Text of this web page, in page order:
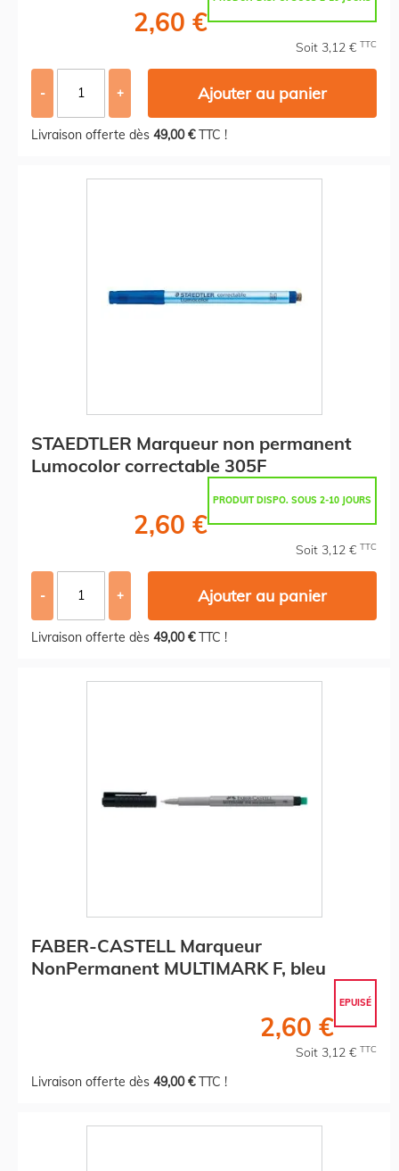
2,60 €
Soit 3,12 € TTC
- + Ajouter au panier
Livraison offerte dès 49,00 €TTC !
STAEDTLER Marqueur non permanent
Lumocolor correctable 305F
PRODUIT DISPO. SOUS 2-10 JOURS
2,60 €
Soit 3,12 € TTC
- + Ajouter au panier
Livraison offerte dès 49,00 €TTC !
FABER-CASTELL Marqueur
NonPermanent MULTIMARK F, bleu
EPUISÉ
2,60 €
Soit 3,12 € TTC
Livraison offerte dès 49,00 €TTC !